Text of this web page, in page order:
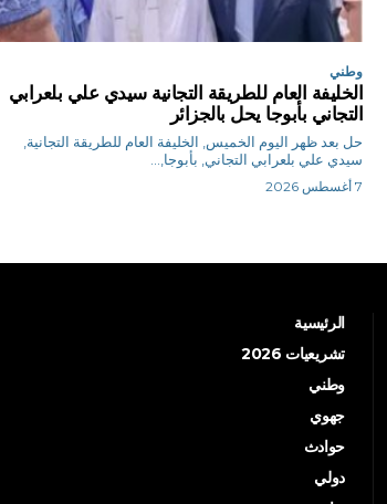
وطني
الخليفة العام للطريقة التجانية سيدي علي بلعرابي
التجاني بأبوجا يحل بالجزائر
حل بعد ظهر اليوم الخميس, الخليفة العام للطريقة التجانية,
سيدي علي بلعرابي التجاني, بأبوجا,...
7 أغسطس 2026
الرئيسية
تشريعيات 2026
وطني
جهوي
حوادث
دولي